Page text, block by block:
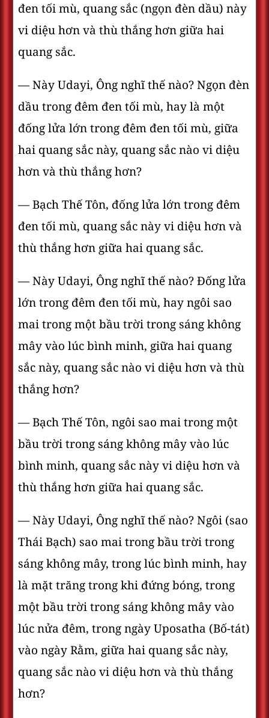
đen tối mù, quang sắc (ngọn đèn dầu) này
vi diệu hơn và thù thắng hơn giữa hai
quang sắc.
— Này Udayi, Ông nghĩ thế nào? Ngọn đèn
dầu trong đêm đen tối mù, hay là một
đống lửa lớn trong đêm đen tối mù, giữa
hai quang sắc này, quang sắc nào vi diệu
hơn và thù thắng hơn?
— Bạch Thế Tôn, đống lửa lớn trong đêm
đen tối mù, quang sắc này vi diệu hơn và
thù thắng hơn giữa hai quang sắc.
— Này Udayi, Ông nghĩ thế nào? Ðống lửa
lớn trong đêm đen tối mù, hay ngôi sao
mai trong một bầu trời trong sáng không
mây vào lúc bình minh, giữa hai quang
sắc này, quang sắc nào vi diệu hơn và thù
thắng hơn?
— Bạch Thế Tôn, ngôi sao mai trong một
bầu trời trong sáng không mây vào lúc
bình minh, quang sắc này vi diệu hơn và
thù thắng hơn giữa hai quang sắc.
— Này Udayi, Ông nghĩ thế nào? Ngôi (sao
Thái Bạch) sao mai trong bầu trời trong
sáng không mây, trong lúc bình minh, hay
là mặt trăng trong khi đứng bóng, trong
một bầu trời trong sáng không mây vào
lúc nửa đêm, trong ngày Uposatha (Bố-tát)
vào ngày Rằm, giữa hai quang sắc này,
quang sắc nào vi diệu hơn và thù thắng
hơn?